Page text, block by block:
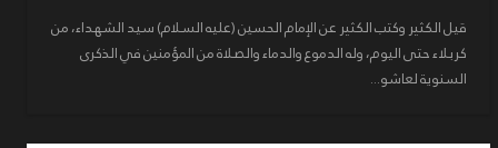
قيل الكثير وكتب الكثير عن الإمام الحسين (عليه السلام) سيد الشهداء، من
كربلاء حتى اليوم، وله الدموع والدماء والصلاة من المؤمنين في الذكرى
السنوية لعاشو...